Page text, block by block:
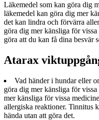
Läkemedel som kan göra dig
läkemedel kan göra dig mer
det kan lindra och förvärra
göra dig mer känsliga för
göra att du kan få dina besvär
Atarax
Vad händer i hundar eller
göra dig mer känsliga för
mer känsliga för vissa
allergiska reaktioner. Tinnitus
hända utan att göra det.